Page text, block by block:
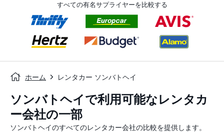
すべての有名サプライヤーを比較する
ホーム レンタカー ソンバトヘイ
ソンバトヘイで利用可能なレンタカ
ー会社の一部
ソンバトヘイのすべてのレンタカー会社の比較を提供します。